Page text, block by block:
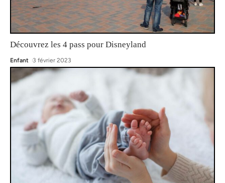
Découvrez les 4 pass pour Disneyland
Enfant 3 février 2023